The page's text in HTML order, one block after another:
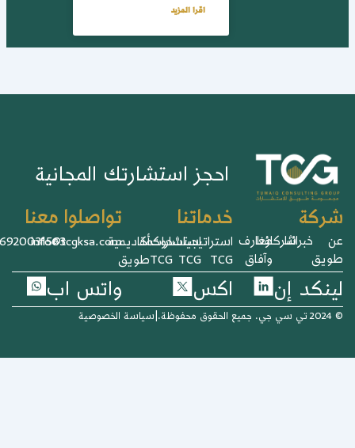
اقرا المزيد
احجز استشارتك المجانية
خبرائناشركاؤنامعارف
وآفاق
خدماتنا
استراتيجيات
TCG
استشارات
TCG
حوكمة
TCG
أكاديمية
طويق
تواصلوا معنا
info@tcgksa.com
966920031563+
إن اكس واتس اب
|سياسة الخصوصية